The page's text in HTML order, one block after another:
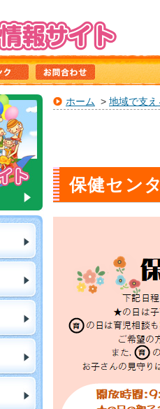
ホーム > 地域で支
保健セン